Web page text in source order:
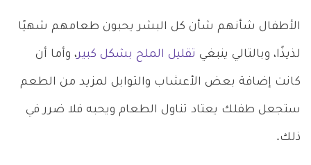
الأطفال شأنهم شأن كل البشر يحبون طعامهم شهيًا
لذيذًا، وبالتالي ينبغي تقليل الملح بشكل كبير، وأما أن
كانت إضافة بعض الأعشاب والتوابل لمزيد من الطعم
ستجعل طفلك يعتاد تناول الطعام ويحبه فلا ضرر في
ذلك.